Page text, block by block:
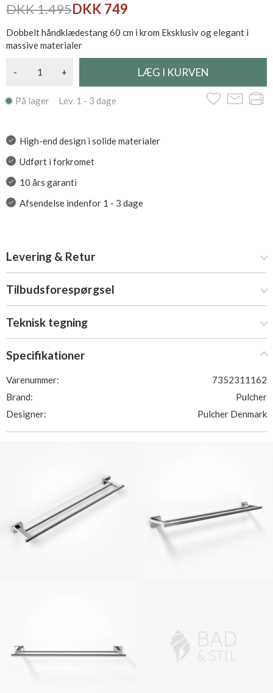
DKK 1.495DKK 749
Dobbelt håndklædestang 60 cm i krom Eksklusiv og elegant i
massive materialer
- +
På lager Lev. 1 - 3 dage
High-end design i solide materialer
Udført i forkromet
10 års garanti
Afsendelse indenfor 1 - 3 dage
Levering & Retur
Tilbudsforespørgsel
Teknisk tegning
Specifikationer
Varenummer:
7352311162
Brand:
Pulcher
Designer:
Pulcher Denmark